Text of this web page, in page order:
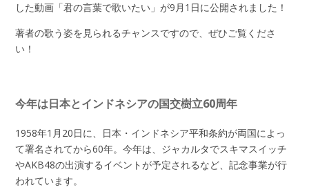
した動画「君の言葉で歌いたい」が9月1日に公開されました！
著者の歌う姿を見られるチャンスですので、ぜひご覧くださ
い！
今年は日本とインドネシアの国交樹立60周年
1958年1月20日に、日本・インドネシア平和条約が両国によっ
て署名されてから60年。今年は、ジャカルタでスキマスイッチ
やAKB48の出演するイベントが予定されるなど、記念事業が行
われています。